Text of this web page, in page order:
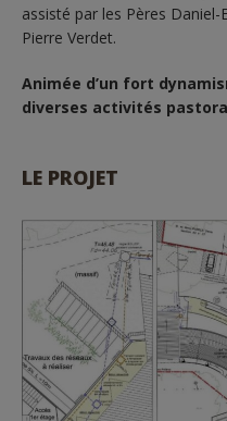
assisté par les Pères Daniel-
Pierre Verdet.
Animée d’un fort
diverses activités
LE PROJET